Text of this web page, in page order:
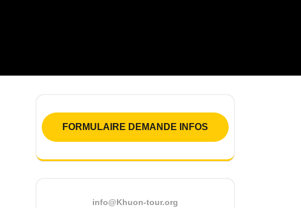
FORMULAIRE DEMANDE INFOS
info@Khuon-tour.org